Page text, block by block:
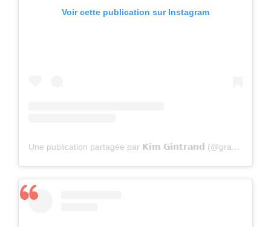
Voir cette publication sur Instagram
Une publication partagée par 𝗞𝗶𝗺 𝗚𝗶𝗻𝘁𝗿𝗮𝗻𝗱 (@gravel_kim)